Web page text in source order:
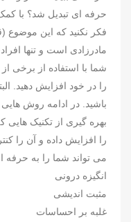
حرفه ای تبدیل شد؟ با
فکر نکنید که این موضوع
مادرزادی است و تنها
شما با استفاده از برخی
را در خود افزایش دهید.
باشید. در ادامه روش هایی
بهره گیری از تکنیک هایی
را افزایش داده و آن را
می تواند شما را به
انگیزه درونی
مثبت اندیشی
غلبه بر احساسات